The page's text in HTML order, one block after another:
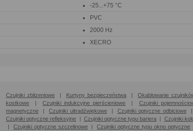
-25...+75 °C
PVC
2000 Hz
XECRO
Czujniki zblizeniowe | Kurtyny bezpieczeństwa | Okablowanie
kostkowe |Czujniki indukcyjne pierścieniowe | Czujniki
magnetyczne |Czujniki ultradźwiękowe| Czujniki optyczne odbiciowe
Czujniki optyczne refleksyjne | Czujniki optyczne typu bariera | Czujniki
| Czujniki optyczne szczelinowe|Czujniki optyczne typu okno optyczne